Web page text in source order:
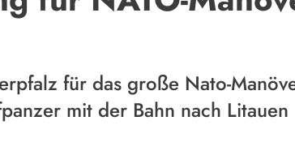
für das große Nato-
mit der Bahn nach Litauen